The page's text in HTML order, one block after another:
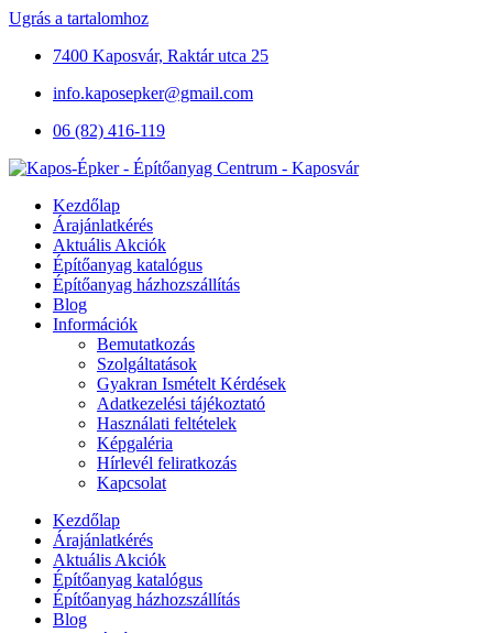
Ugrás a tartalomhoz
7400 Kaposvár, Raktár utca 25
info.kaposepker@gmail.com
06 (82) 416-119
Kezdőlap
Árajánlatkérés
Aktuális Akciók
Építőanyag katalógus
Építőanyag házhozszállítás
Blog
Információk
Bemutatkozás
Szolgáltatások
Gyakran Ismételt Kérdések
Adatkezelési tájékoztató
Használati feltételek
Képgaléria
Hírlevél feliratkozás
Kapcsolat
Kezdőlap
Árajánlatkérés
Aktuális Akciók
Építőanyag katalógus
Építőanyag házhozszállítás
Blog